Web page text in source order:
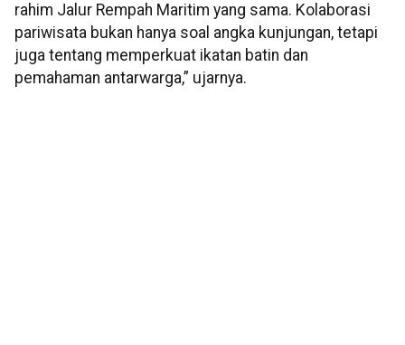
rahim Jalur Rempah Maritim yang sama. Kolaborasi
pariwisata bukan hanya soal angka kunjungan, tetapi
juga tentang memperkuat ikatan batin dan
pemahaman antarwarga,” ujarnya.